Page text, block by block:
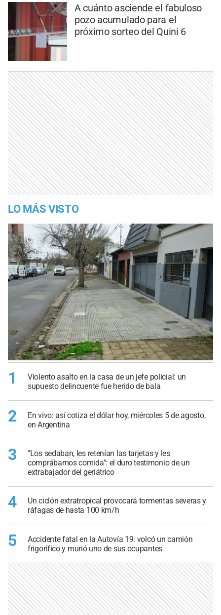
A cuánto asciende el fabuloso
pozo acumulado para el
próximo sorteo del Quini 6
LO MÁS VISTO
1
Violento asalto en la casa de un jefe policial: un
supuesto delincuente fue herido de bala
2
En vivo: así cotiza el dólar hoy, miércoles 5 de agosto,
en Argentina
3
"Los sedaban, les retenían las tarjetas y les
comprábamos comida": el duro testimonio de un
extrabajador del geriátrico
4
Un ciclón extratropical provocará tormentas severas y
ráfagas de hasta 100 km/h
5
Accidente fatal en la Autovía 19: volcó un camión
frigorífico y murió uno de sus ocupantes